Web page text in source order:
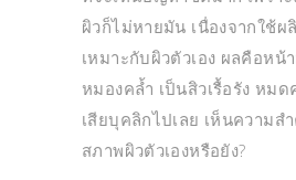
ผิวก็ไม่หายมัน เนื่องจากใช้
เหมาะกับผิวตัวเอง ผลคือหน้
หมองคล้ำ เป็นสิวเรื้อรัง หม
เสียบุคลิกไปเลย เห็นความส
สภาพผิวตัวเองหรือยัง?